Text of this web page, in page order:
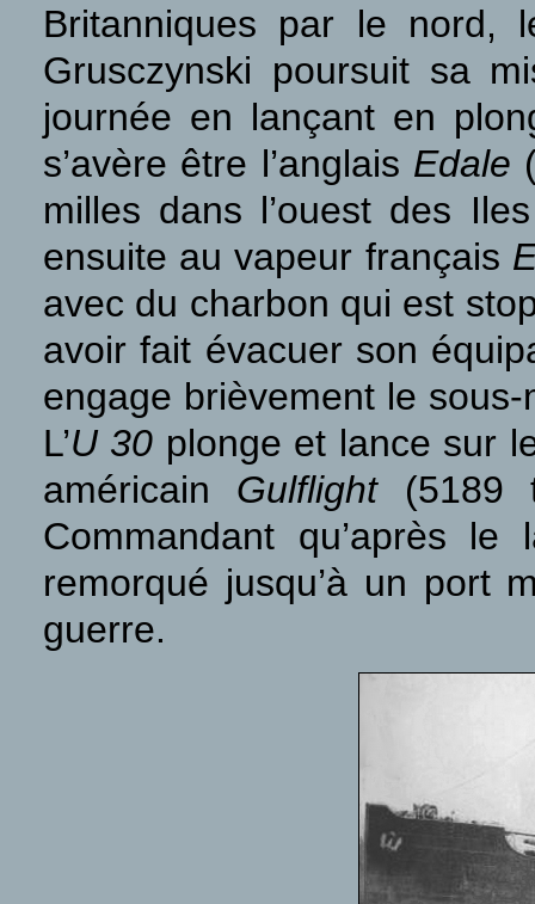
Britanniques par le nord,
Grusczynski poursuit sa
journée en lançant en
s’avère être l’anglais Edale
milles dans l’ouest des
ensuite au vapeur français
avec du charbon qui est
avoir fait évacuer son
engage brièvement le
L’U 30 plonge et lance sur
américain Gulflight(5189
Commandant qu’après
remorqué jusqu’à un port
guerre.